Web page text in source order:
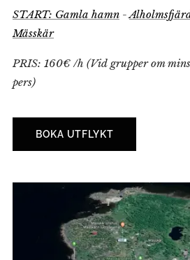
START: Gamla hamn -
Mässkär
PRIS: 160€ /h (Vid grupper om
pers)
BOKA UTFLYKT